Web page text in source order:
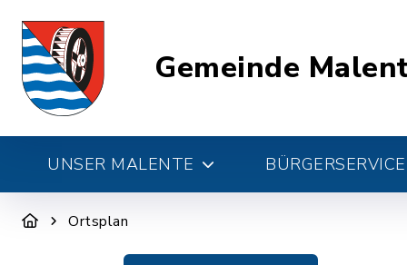
Gemeinde
UNSER MALENTE
Ortsplan